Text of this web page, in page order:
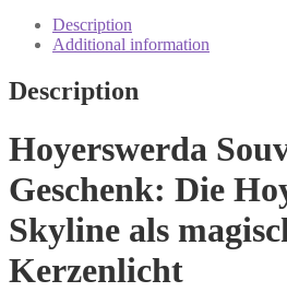
cadeau
quantity
Description
Additional information
Description
Hoyerswerda
Geschenk: Die
Skyline als
Kerzenlicht